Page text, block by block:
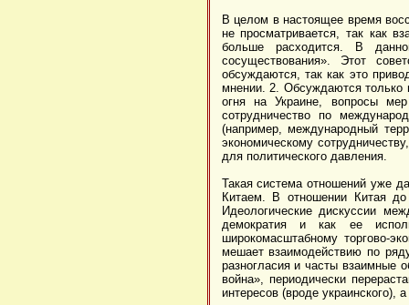
В целом в настоящее время
не просматривается, так как
больше расходится. В
сосуществования». Этот
обсуждаются, так как это
мнении. 2. Обсуждаются только
огня на Украине, вопросы
сотрудничество по
(например, международный
экономическому
для политического давления.
Такая система отношений уже
Китаем. В отношении Китая
Идеологические дискуссии
демократия и как ее
широкомасштабному торгово-
мешает взаимодействию по
разногласия и часты взаимные
война», периодически
интересов (вроде украинского),